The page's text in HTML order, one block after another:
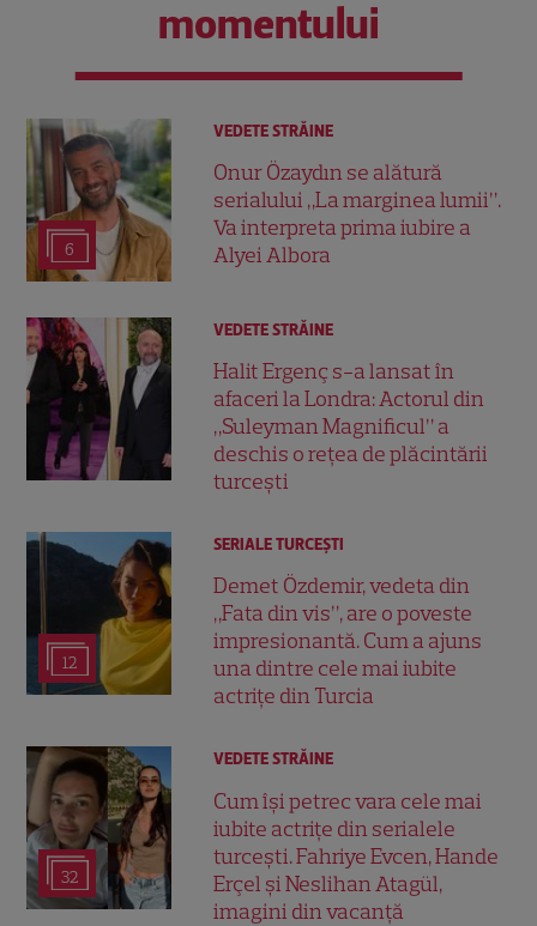
momentului
6
VEDETE STRĂINE
Onur Özaydın se alătură
serialului „La marginea lumii”.
Va interpreta prima iubire a
Alyei Albora
VEDETE STRĂINE
Halit Ergenç s-a lansat în
afaceri la Londra: Actorul din
„Suleyman Magnificul” a
deschis o rețea de plăcintării
turcești
12
SERIALE TURCEŞTI
Demet Özdemir, vedeta din
„Fata din vis”, are o poveste
impresionantă. Cum a ajuns
una dintre cele mai iubite
actrițe din Turcia
32
VEDETE STRĂINE
Cum își petrec vara cele mai
iubite actrițe din serialele
turcești. Fahriye Evcen, Hande
Erçel și Neslihan Atagül,
imagini din vacanță